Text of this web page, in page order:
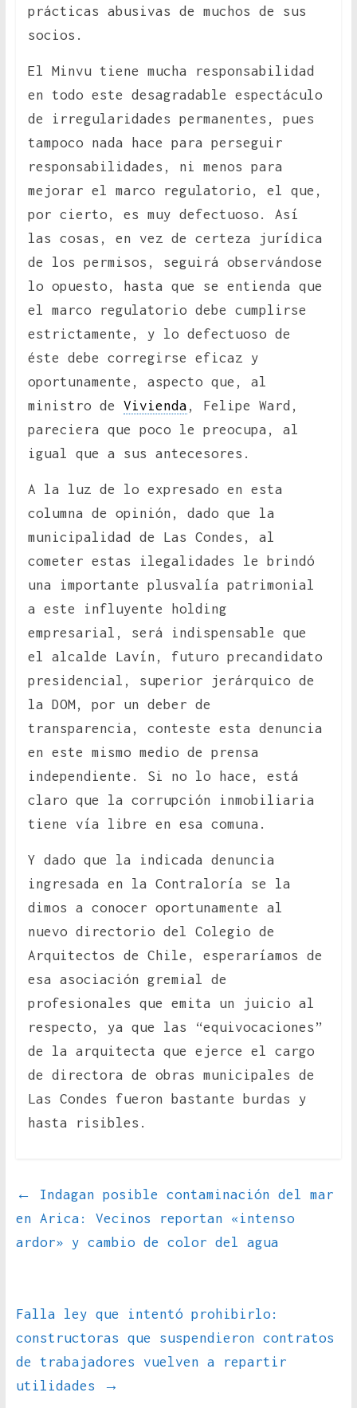
prácticas abusivas de muchos de sus
socios.
El Minvu tiene mucha responsabilidad
en todo este desagradable espectáculo
de irregularidades permanentes, pues
tampoco nada hace para perseguir
responsabilidades, ni menos para
mejorar el marco regulatorio, el que,
por cierto, es muy defectuoso. Así
las cosas, en vez de certeza jurídica
de los permisos, seguirá observándose
lo opuesto, hasta que se entienda que
el marco regulatorio debe cumplirse
estrictamente, y lo defectuoso de
éste debe corregirse eficaz y
oportunamente, aspecto que, al
ministro de Vivienda , Felipe Ward,
pareciera que poco le preocupa, al
igual que a sus antecesores.
A la luz de lo expresado en esta
columna de opinión, dado que la
municipalidad de Las Condes, al
cometer estas ilegalidades le brindó
una importante plusvalía patrimonial
a este influyente holding
empresarial, será indispensable que
el alcalde Lavín, futuro precandidato
presidencial, superior jerárquico de
la DOM, por un deber de
transparencia, conteste esta denuncia
en este mismo medio de prensa
independiente. Si no lo hace, está
claro que la corrupción inmobiliaria
tiene vía libre en esa comuna.
Y dado que la indicada denuncia
ingresada en la Contraloría se la
dimos a conocer oportunamente al
nuevo directorio del Colegio de
Arquitectos de Chile, esperaríamos de
esa asociación gremial de
profesionales que emita un juicio al
respecto, ya que las “equivocaciones”
de la arquitecta que ejerce el cargo
de directora de obras municipales de
Las Condes fueron bastante burdas y
hasta risibles.
←
Indagan posible contaminación del mar
en Arica: Vecinos reportan «intenso
ardor» y cambio de color del agua
Falla ley que intentó prohibirlo:
constructoras que suspendieron contratos
de trabajadores vuelven a repartir
utilidades
→